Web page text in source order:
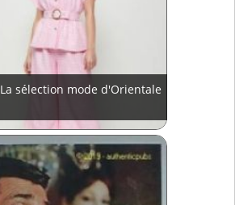
La sélection mode d'Orientale